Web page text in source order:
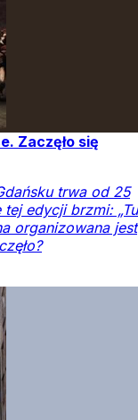
Zaczęło się
trwa od 25
edycji brzmi: „Tu
organizowana jest